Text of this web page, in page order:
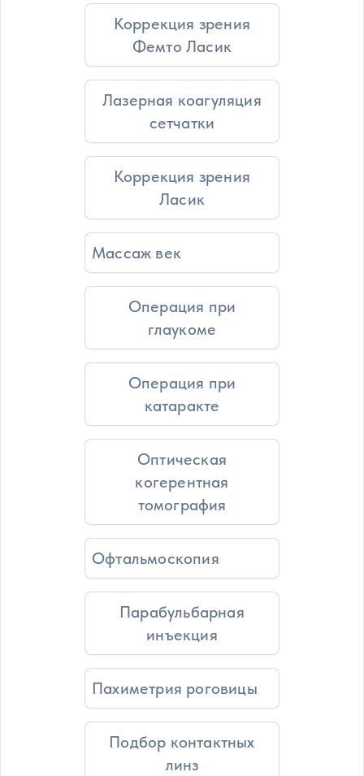
Коррекция зрения
Фемто Ласик
Лазерная коагуляция
сетчатки
Коррекция зрения
Ласик
Массаж век
Операция при
глаукоме
Операция при
катаракте
Оптическая
когерентная
томография
Офтальмоскопия
Парабульбарная
инъекция
Пахиметрия роговицы
Подбор контактных
линз